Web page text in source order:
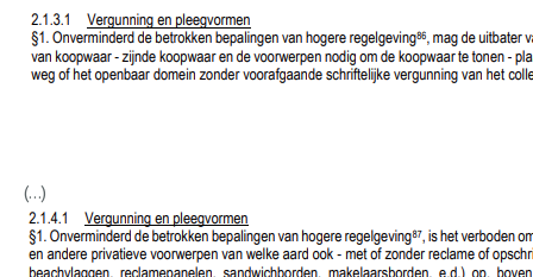
(...)